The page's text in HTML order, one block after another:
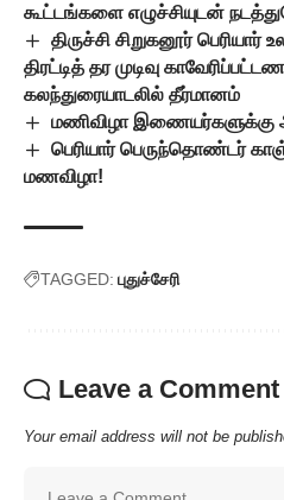
கூட்டங்களை எழுச்சியுடன்
திருச்சி சிறுகனூர் பெரியார்
திரட்டித் தர முடிவு
கலந்துரையாடலில் தீர்மானம்
மணிவிழா இணையர்களுக்கு
பெரியார் பெருந்தொண்டர்
மணவிழா!
TAGGED: புதுச்சேரி
Leave a Comment
Your email address will not be